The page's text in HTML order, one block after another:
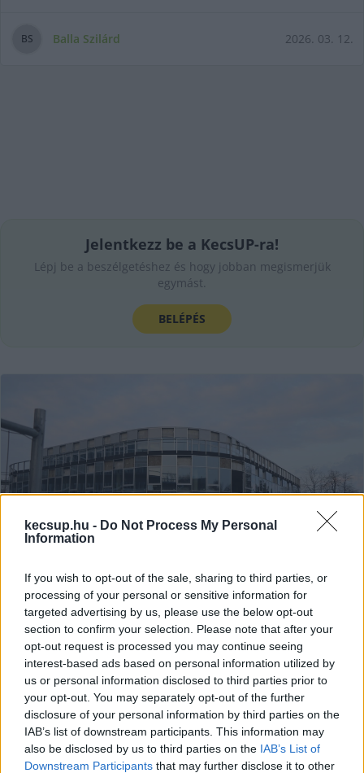
kecsup.hu - Do Not Process My Personal
Information
If you wish to opt-out of the sale, sharing to third parties, or
processing of your personal or sensitive information for
targeted advertising by us, please use the below opt-out
section to confirm your selection. Please note that after your
opt-out request is processed you may continue seeing
interest-based ads based on personal information utilized by
us or personal information disclosed to third parties prior to
your opt-out. You may separately opt-out of the further
disclosure of your personal information by third parties on the
IAB’s list of downstream participants. This information may
also be disclosed by us to third parties on the IAB’s List of
Downstream Participants that may further disclose it to other
BS Balla Szilárd 2026. 03. 12.
Jelentkezz be a KecsUP-ra!
Lépj be a beszélgetéshez és hogy jobban megismerjük
egymást.
BELÉPÉS
Eltőzsdézték a milliárdokat, de az
állam megint kifizeti: Mészáros
Lőrincék fejezik be a kecskeméti
campust
A miniszterelnök barátjának zsebe örülhet az elveszett
milliárdok után: a Mészáros-birodalom két cégének
konzorciuma nyerte meg a pénzhiány miatt leállt,